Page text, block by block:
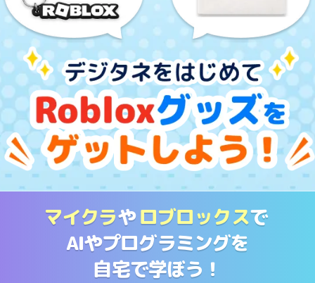
マイクラやロブロックスで
AIやプログラミングを
自宅で学ぼう！